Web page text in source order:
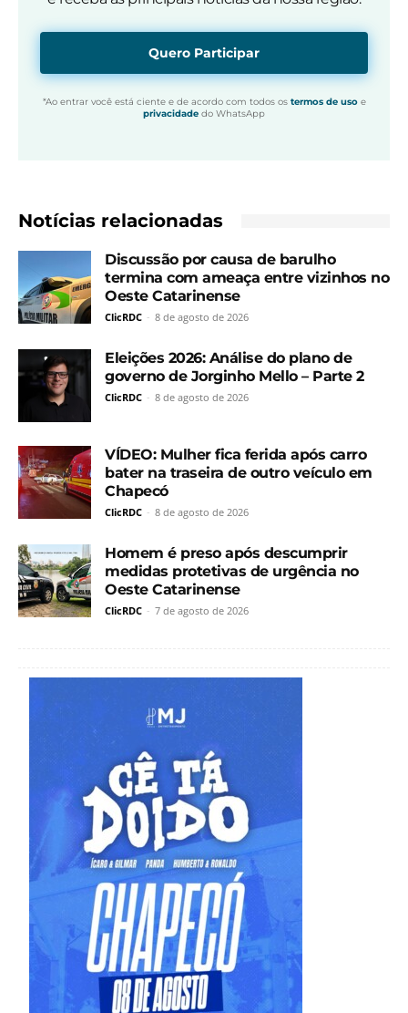
Quero Participar
*Ao entrar você está ciente e de acordo com todos os termos de usoe
privacidade do WhatsApp
Notícias relacionadas
Discussão por causa de barulho
termina com ameaça entre vizinhos no
Oeste Catarinense
ClicRDC - 8 de agosto de 2026
Eleições 2026: Análise do plano de
governo de Jorginho Mello – Parte 2
ClicRDC - 8 de agosto de 2026
VÍDEO: Mulher fica ferida após carro
bater na traseira de outro veículo em
Chapecó
ClicRDC - 8 de agosto de 2026
Homem é preso após descumprir
medidas protetivas de urgência no
Oeste Catarinense
ClicRDC - 7 de agosto de 2026